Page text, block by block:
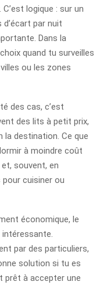
logique : sur un
par nuit
Dans la
quand tu surveilles
ou les zones
des cas, c’est
des lits à petit prix,
la destination. Ce que
à moindre coût
souvent, en
cuisiner ou
économique, le
par des particuliers,
solution si tu es
prêt à accepter une